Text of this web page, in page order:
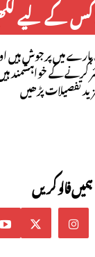
کے لیے
میں پرجوش ہیں
کرنے کے خواہشمند
تفصیلات پڑھیں
ہمیں فالو کریں